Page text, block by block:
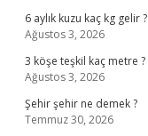
6 aylık kuzu kaç kg gelir ?
Ağustos 3, 2026
3 köşe teşkil kaç metre ?
Ağustos 3, 2026
Şehir şehir ne demek ?
Temmuz 30, 2026